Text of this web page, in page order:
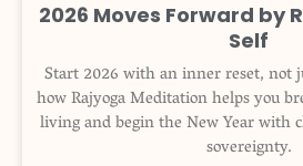
2026 Moves Forward by
Self
Start 2026 with an inner reset, not
how Rajyoga Meditation helps you
living and begin the New Year with
sovereignty.